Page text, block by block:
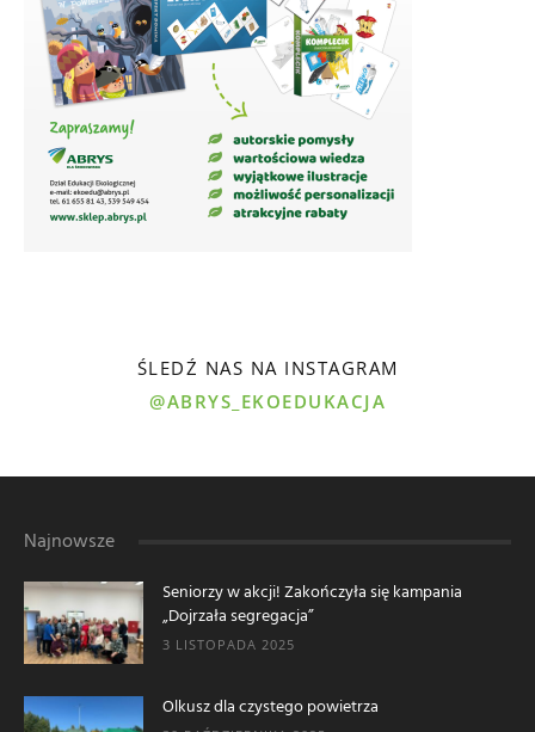
ŚLEDŹ NAS NA INSTAGRAM
@ABRYS_EKOEDUKACJA
Najnowsze
Seniorzy w akcji! Zakończyła się kampania
„Dojrzała segregacja”
3 LISTOPADA 2025
Olkusz dla czystego powietrza